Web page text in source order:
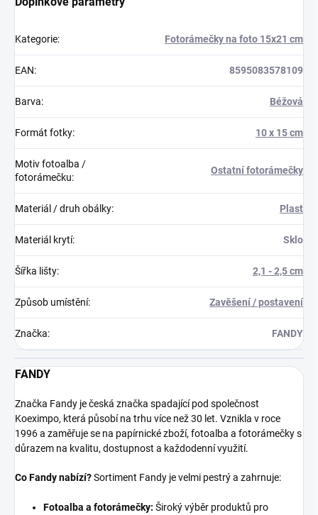
Kategorie: Fotorámečky na foto 15x21 cm
EAN: 8595083578109
Barva: Béžová
Formát fotky: 10 x 15 cm
Motiv fotoalba /
fotorámečku:
Ostatní fotorámečky
Materiál / druh obálky: Plast
Materiál krytí: Sklo
Šířka lišty: 2,1 - 2,5 cm
Způsob umístění: Zavěšení / postavení
Značka: FANDY
FANDY
Značka Fandy je česká značka spadající pod společnost
Koeximpo, která působí na trhu více než 30 let. Vznikla v roce
1996 a zaměřuje se na papírnické zboží, fotoalba a fotorámečky s
důrazem na kvalitu, dostupnost a každodenní využití.
Co Fandy nabízí?Sortiment Fandy je velmi pestrý a zahrnuje:
Fotoalba a fotorámečky: Široký výběr produktů pro